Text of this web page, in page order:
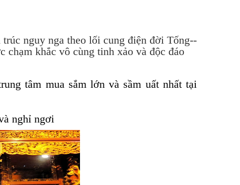
--V
nguy nga theo lối cung điện đời Tống
khắc vô cùng tinh xảo và độc đáo...
tâm mua sắm lớn và sầm uất nhất tại
nghỉ ngơi